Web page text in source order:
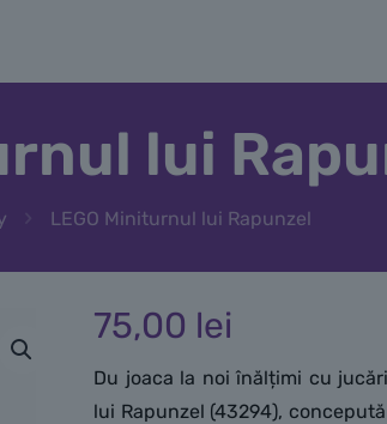
lui
LEGO Miniturnul lui Rapunzel
75,00 lei
Du joaca la noi înălțimi cu
lui Rapunzel (43294),